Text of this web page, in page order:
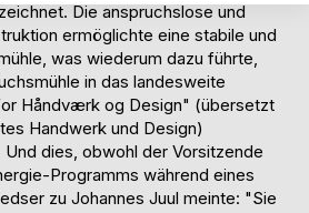
Die anspruchslose und
ermöglichte eine stabile und
was wiederum dazu führte,
in das landesweite
Håndværk og Design" (übersetzt
Handwerk und Design)
dies, obwohl der Vorsitzende
Programms während eines
zu Johannes Juul meinte: "Sie